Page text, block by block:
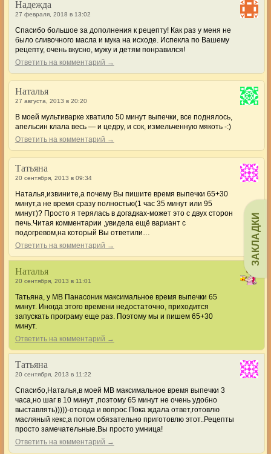
ЗАКЛАДКИ
Надежда
27 февраля, 2018 в 13:02
Спасибо большое за дополнения к рецепту! Как раз у меня не
было сливочного масла и мука на исходе. Испекла по Вашему
рецепту, очень вкусно, мужу и детям понравился!
Ответить на комментарий →
Наталья
27 августа, 2013 в 20:20
В моей мультиварке хватило 50 минут выпечки, все поднялось,
апельсин клала весь — и цедру, и сок, измельченную мякоть -:)
Ответить на комментарий →
Татьяна
20 сентября, 2013 в 09:34
Наталья,извините,а почему Вы пишите время выпечки 65+30
минут,а не время сразу полностью(1 час 35 минут или 95
минут)? Просто я терялась в догадках-может это с двух сторон
печь.Читая комментарии ,увидела ещё вариант с
подогревом,на который Вы ответили…
Ответить на комментарий →
Наталья
20 сентября, 2013 в 11:01
Татьяна, у МВ Панасоник максимальное время выпечки 65
минут. Иногда этого времени недостаточно, приходится
запускать програму еще раз. Поэтому мы и пишем 65+30
минут.
Ответить на комментарий →
Татьяна
20 сентября, 2013 в 11:22
Спасибо,Наталья,в моей МВ максимальное время выпечки 3
часа,но шаг в 10 минут ,поэтому 65 минут не очень удобно
выставлять)))))-отсюда и вопрос Пока ждала ответ,готовлю
масляный кекс,а потом обязательно приготовлю этот..Рецепты
просто замечательные.Вы просто умница!
Ответить на комментарий →